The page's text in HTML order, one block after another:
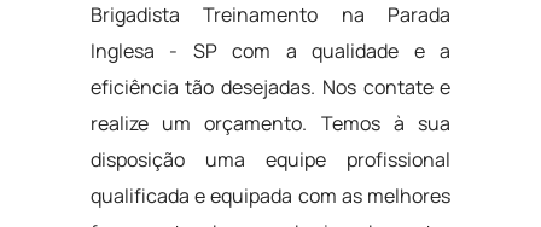
Brigadista Treinamento na Parada
Inglesa - SP com a qualidade e a
eficiência tão desejadas. Nos contate e
realize um orçamento. Temos à sua
disposição uma equipe profissional
qualificada e equipada com as melhores